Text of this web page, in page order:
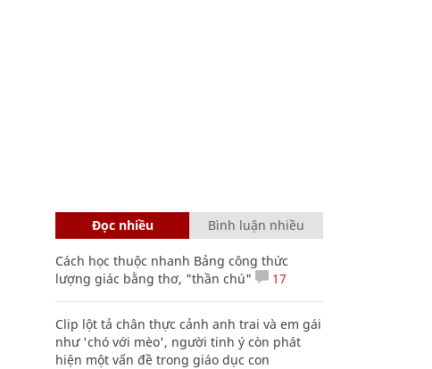
Đọc nhiều Bình luận nhiều
Cách học thuộc nhanh Bảng công thức
lượng giác bằng thơ, "thần chú"
17
Clip lột tả chân thực cảnh anh trai và em gái
như 'chó với mèo', người tinh ý còn phát
hiện một vấn đề trong giáo dục con